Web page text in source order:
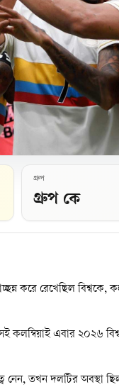
গ্রুপ
গ্রুপ কে
করে রেখেছিল বিশ্বকে,
কলম্বিয়াই এবার ২০২৬
নেন, তখন দলটির অবস্থা